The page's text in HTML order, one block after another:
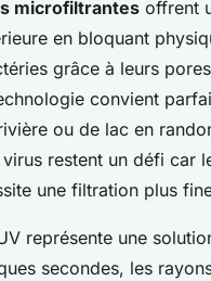
microfiltrantes offrent
en bloquant
grâce à leurs
convient
ou de lac en
restent un défi car
une filtration plus
représente une
secondes, les